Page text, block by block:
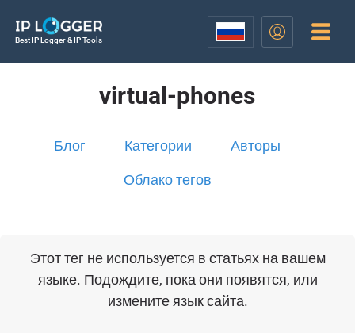
Best IP Logger & IP Tools
virtual-phones
Блог Категории Авторы
Облако тегов